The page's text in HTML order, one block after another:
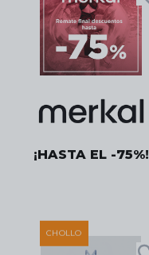
¡HASTA EL -75%!
CHOLLO